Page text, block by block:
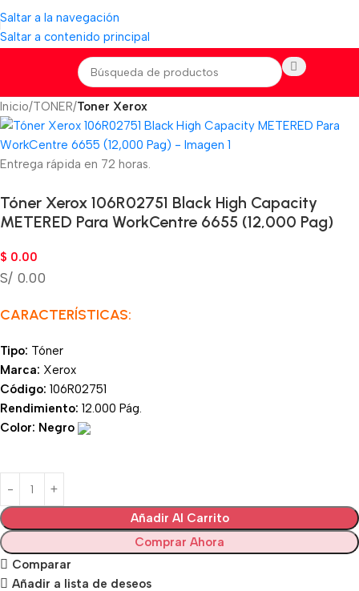
Saltar a la navegación
Saltar a contenido principal
Inicio TONER Toner Xerox
Entrega rápida en 72 horas.
Tóner Xerox 106R02751 Black High Capacity
METERED Para WorkCentre 6655 (12,000 Pag)
$ 0.00
S/ 0.00
CARACTERÍSTICAS:
Tipo: Tóner
Marca: Xerox
Código: 106R02751
Rendimiento: 12.000 Pág.
Color: Negro
Añadir Al Carrito
Comprar Ahora
Comparar
Añadir a lista de deseos